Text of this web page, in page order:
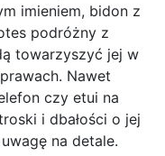
imieniem, bidon z
podróżny z
towarzyszyć jej w
Nawet
czy etui na
i dbałości o jej
na detale.